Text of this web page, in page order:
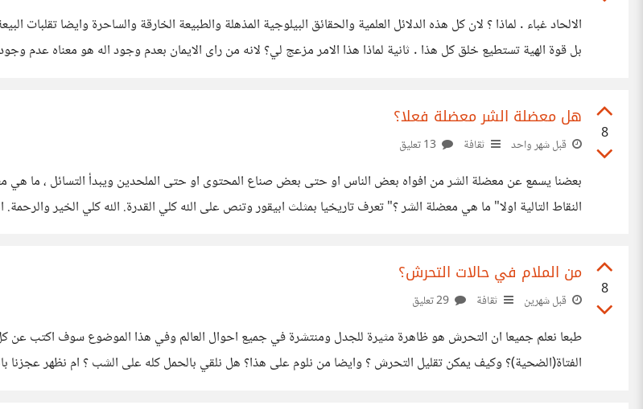
الالحاد غباء . لماذا ؟ لان كل هذه الدلائل العلمية والحقائق البيلوجية المذهلة والطبيعة الخارقة والساحرة وايضا
بل قوة الهية تستطيع خلق كل هذا . ثانية لماذا هذا الامر مزعج لي؟ لانه من راى الايمان بعدم وجود اله هو معناه
8
هل معضلة الشر معضلة فعلا؟
قبل شهر واحد ثقافة
بعضنا يسمع عن معضلة الشر من افواه بعض الناس او حتى بعض صناع المحتوى او حتى الملحدين ويبدأ التسائل ،
8
من الملام في حالات التحرش؟
قبل شهرين ثقافة
طبعا نعلم جميعا ان التحرش هو ظاهرة مثيرة للجدل ومنتشرة في جميع احوال العالم وفي هذا الموضوع سوف اكتب
الفتاة(الضحية)؟ وكيف يمكن تقليل التحرش ؟ وايضا من نلوم على هذا؟ هل نلقي بالحمل كله على الشب ؟ ام نظهر عجزنا